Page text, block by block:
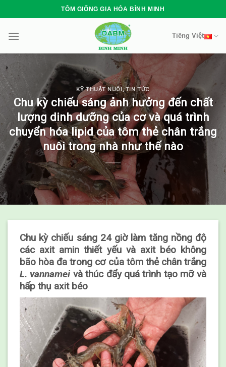
to
content
TÔM GIỐNG GIA HÓA BÌNH MINH
Tiếng Việt
KỸ THUẬT NUÔI,TIN TỨC
Chu kỳ chiếu sáng ảnh hưởng đến chất
lượng dinh dưỡng của cơ và quá trình
chuyển hóa lipid của tôm thẻ chân trắng
nuôi trong nhà như thế nào
Chu kỳ chiếu sáng 24 giờ làm tăng nồng độ
các axit amin thiết yếu và axit béo không
bão hòa đa trong cơ của tôm thẻ chân trắng
L. vannamei và thúc đẩy quá trình tạo mỡ và
hấp thụ axit béo